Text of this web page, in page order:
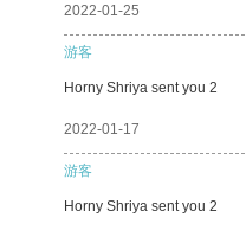
2022-01-25
游客
Horny Shriya sent you 2
2022-01-17
游客
Horny Shriya sent you 2